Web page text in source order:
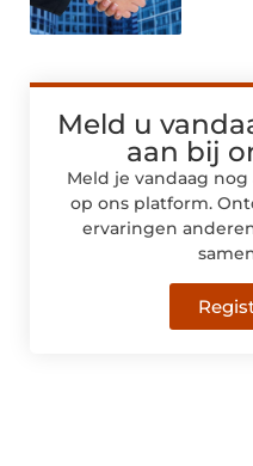
Meld u
aan bij
Meld je vandaag
op ons platform.
ervaringen